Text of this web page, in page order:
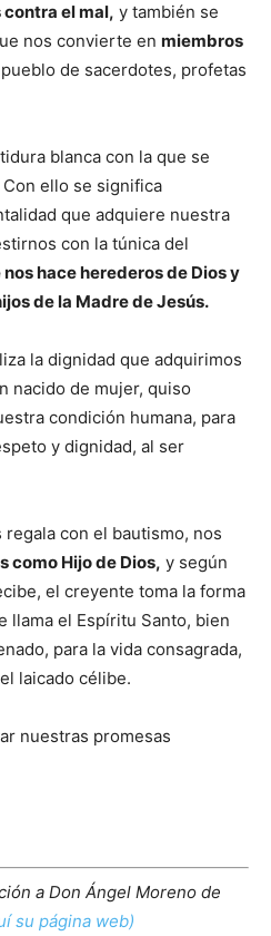
el mal, y también se
nos convierte en miembros
de sacerdotes, profetas
blanca con la que se
ello se significa
que adquiere nuestra
con la túnica del
nos hace herederos de Dios y
de la Madre de Jesús.
la dignidad que adquirimos
nacido de mujer, quiso
condición humana, para
y dignidad, al ser
con el bautismo, nos
como Hijo de Dios, y según
el creyente toma la forma
llama el Espíritu Santo, bien
para la vida consagrada,
laicado célibe.
nuestras promesas
a Don Ángel Moreno de
su página web)